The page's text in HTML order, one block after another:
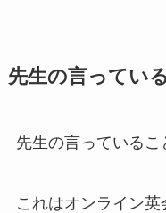
先生の言ってい
先生の言っているこ
これはオンライン英